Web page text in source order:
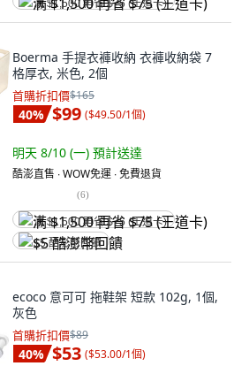
满 $1,500 再省 $75 (王道卡)
Boerma 手提衣褲收納 衣褲收納袋 7
格厚衣, 米色, 2個
首購折扣價$165
40% $99 ($49.50/1個)
明天 8/10 (一) 預計送達
酷澎直售 ∙ WOW免運 ∙ 免費退貨
(6)
满 $1,500 再省 $75 (王道卡)
$5 酷澎幣回饋
ecoco 意可可 拖鞋架 短款 102g, 1個,
灰色
首購折扣價$89
40% $53 ($53.00/1個)